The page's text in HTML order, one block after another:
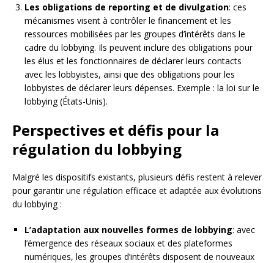
Les obligations de reporting et de divulgation: ces
mécanismes visent à contrôler le financement et les
ressources mobilisées par les groupes d’intérêts dans le
cadre du lobbying. Ils peuvent inclure des obligations pour
les élus et les fonctionnaires de déclarer leurs contacts
avec les lobbyistes, ainsi que des obligations pour les
lobbyistes de déclarer leurs dépenses. Exemple : la loi sur le
lobbying (États-Unis).
Perspectives et défis pour la
régulation du lobbying
Malgré les dispositifs existants, plusieurs défis restent à relever
pour garantir une régulation efficace et adaptée aux évolutions
du lobbying :
L’adaptation aux nouvelles formes de lobbying: avec
l’émergence des réseaux sociaux et des plateformes
numériques, les groupes d’intérêts disposent de nouveaux